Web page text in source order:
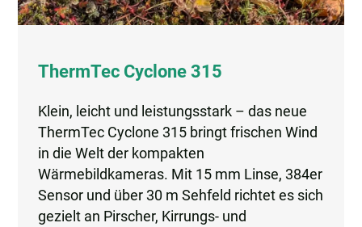
ThermTec Cyclone 315
Klein, leicht und leistungsstark – das neue
ThermTec Cyclone 315 bringt frischen Wind
in die Welt der kompakten
Wärmebildkameras. Mit 15 mm Linse, 384er
Sensor und über 30 m Sehfeld richtet es sich
gezielt an Pirscher, Kirrungs- und